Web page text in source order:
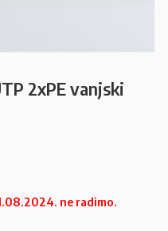
2xPE vanjski
ne radimo.